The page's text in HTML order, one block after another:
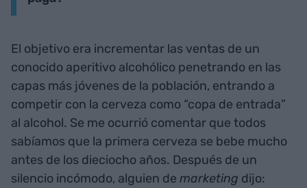
El objetivo era incrementar las ventas de un
conocido aperitivo alcohólico penetrando en las
capas más jóvenes de la población, entrando a
competir con la cerveza como “copa de entrada”
al alcohol. Se me ocurrió comentar que todos
sabíamos que la primera cerveza se bebe mucho
antes de los dieciocho años. Después de un
silencio incómodo, alguien de marketing dijo: